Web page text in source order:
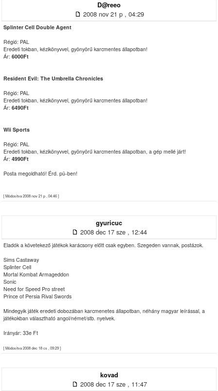
D@reeo
2008 nov 21 p , 04:29
Splinter Cell Double Agent
Régió: PAL
Eredeti tokban, kézikönyvvel, gyönyörű karcmentes állapotban!
Ár: 6000Ft
Resident Evil: The Umbrella Chronicles
Régió: PAL
Eredeti tokban, kézikönyvvel, gyönyörű karcmentes állapotban!
Ár: 6490Ft
Wii Sports
Régió: PAL
Eredeti tokban, kézikönyvvel, gyönyörű karcmentes állapotban, a gép mellé járt!
Ár: 4990Ft
Posta megoldható! Érd. pü-ben!
[ Módosítva 2008 nov 21 p , 04:46 ]
gyuricuc
2008 dec 17 sze , 12:44
Eladók a követekező játékok karácsony előtt csak egyben. Szegeden vannak, postázok.
Sims Castaway
Splinter Cell
Mortal Kombat Armageddon
Sonic
Need for Speed Pro street
Prince of Persia Rival Swords
Mindegyik játék eredeti dobozában karcmenetes állapotban, néhány magyar leírással, a
játékokban választható angol/német/stb. nyelvek.
Irányár: 33e Ft
[ Módosítva 2008 dec 18 cs , 09:29 ]
kovad
2008 dec 17 sze , 11:47